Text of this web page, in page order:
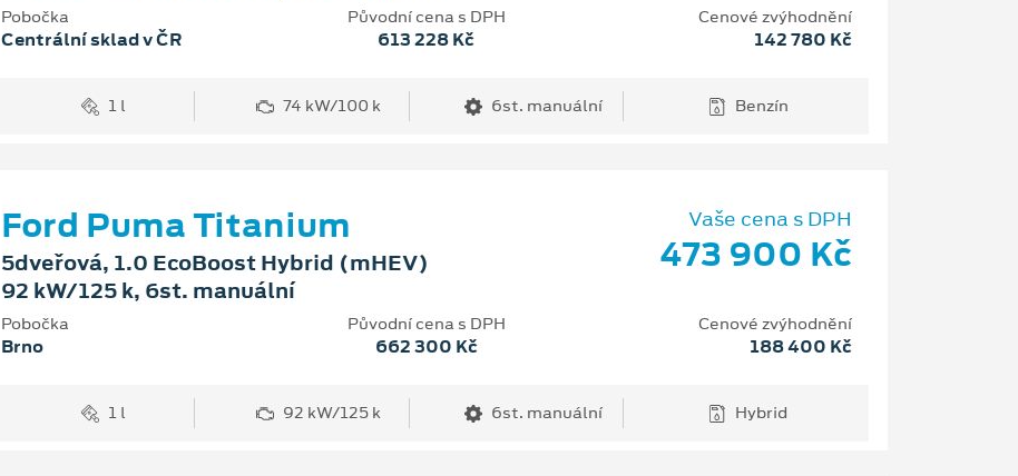
Pobočka
Centrální sklad v ČR
Původní cena s DPH
613 228 Kč
Cenové zvýhodnění
142 780 Kč
1 l 74 kW/100 k 6st. manuální Benzín
Ford Puma Titanium
5dveřová, 1.0 EcoBoost Hybrid (mHEV)
92 kW/125 k, 6st. manuální
Vaše cena s DPH
473 900 Kč
Pobočka
Brno
Původní cena s DPH
662 300 Kč
Cenové zvýhodnění
188 400 Kč
1 l 92 kW/125 k 6st. manuální Hybrid